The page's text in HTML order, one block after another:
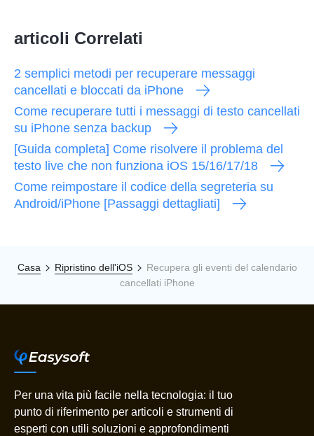
articoli Correlati
2 semplici metodi per recuperare messaggi
cancellati e bloccati da iPhone
Come recuperare tutti i messaggi di testo cancellati
su iPhone senza backup
[Guida completa] Come risolvere il problema del
testo live che non funziona iOS 15/16/17/18
Come reimpostare il codice della segreteria su
Android/iPhone [Passaggi dettagliati]
Casa Ripristino dell'iOS
Recupera gli eventi del calendario
cancellati iPhone
Per una vita più facile nella tecnologia: il tuo
punto di riferimento per articoli e strumenti di
esperti con utili soluzioni e approfondimenti